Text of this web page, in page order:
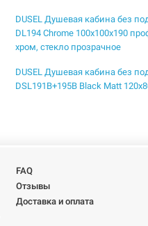
DUSEL Душевая кабина без
DL194 Chrome 100x100x190
хром, стекло прозрачное
DUSEL Душевая кабина без
DSL191B+195B Black Matt
DUSEL Душевая кабина без
EF-185BP+EF181BP Black Matt
120x80x190 профиль black
FAQ
Отзывы
Доставка и оплата